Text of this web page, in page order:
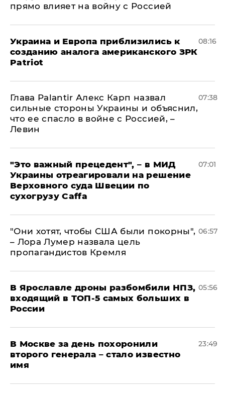
прямо влияет на войну с Россией
Украина и Европа приблизились к
созданию аналога американского ЗРК
Patriot
08:16
Глава Palantir Алекс Карп назвал
сильные стороны Украины и объяснил,
что ее спасло в войне с Россией, –
Левин
07:38
"Это важный прецедент", – в МИД
Украины отреагировали на решение
Верховного суда Швеции по
сухогрузу Caffa
07:01
"Они хотят, чтобы США были покорны",
– Лора Лумер назвала цель
пропагандистов Кремля
06:57
В Ярославле дроны разбомбили НПЗ,
входящий в ТОП-5 самых больших в
России
05:56
В Москве за день похоронили
второго генерала – стало известно
имя
23:49